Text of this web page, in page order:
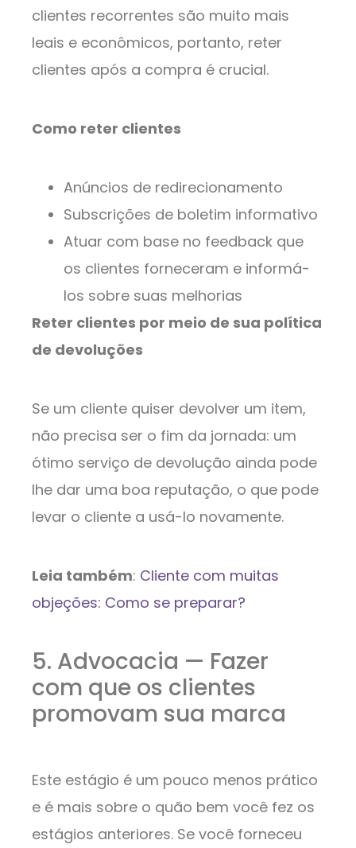
clientes recorrentes são muito mais
leais e econômicos, portanto, reter
clientes após a compra é crucial.
Como reter clientes
Anúncios de redirecionamento
Subscrições de boletim informativo
Atuar com base no feedback que
os clientes forneceram e informá-
los sobre suas melhorias
Reter clientes por meio de sua política
de devoluções
Se um cliente quiser devolver um item,
não precisa ser o fim da jornada: um
ótimo serviço de devolução ainda pode
lhe dar uma boa reputação, o que pode
levar o cliente a usá-lo novamente.
Leia também: Cliente com muitas
objeções: Como se preparar?
5. Advocacia — Fazer
com que os clientes
promovam sua marca
Este estágio é um pouco menos prático
e é mais sobre o quão bem você fez os
estágios anteriores. Se você forneceu